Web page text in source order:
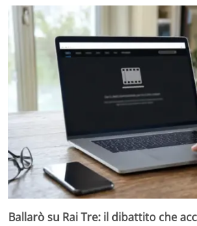
Ballarò su Rai Tre: il dibattito che